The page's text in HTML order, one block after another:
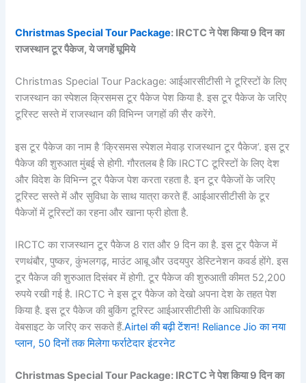
Christmas Special Tour Package: IRCTC ने पेश किया 9 दिन का
राजस्थान टूर पैकेज, ये जगहें घूमिये
Christmas Special Tour Package: आईआरसीटीसी ने टूरिस्टों के लिए
राजस्थान का स्पेशल क्रिसमस टूर पैकेज पेश किया है. इस टूर पैकेज के जरिए
टूरिस्ट सस्ते में राजस्थान की विभिन्न जगहों की सैर करेंगे.
इस टूर पैकेज का नाम है ‘क्रिसमस स्पेशल मेवाड़ राजस्थान टूर पैकेज’. इस टूर
पैकेज की शुरुआत मुंबई से होगी. गौरतलब है कि IRCTC टूरिस्टों के लिए देश
और विदेश के विभिन्न टूर पैकेज पेश करता रहता है. इन टूर पैकेजों के जरिए
टूरिस्ट सस्ते में और सुविधा के साथ यात्रा करते हैं. आईआरसीटीसी के टूर
पैकेजों में टूरिस्टों का रहना और खाना फ्री होता है.
IRCTC का राजस्थान टूर पैकेज 8 रात और 9 दिन का है. इस टूर पैकेज में
रणथंबौर, पुष्कर, कुंभलगढ़, माउंट आबू और उदयपुर डेस्टिनेशन कवर्ड होंगे. इस
टूर पैकेज की शुरुआत दिसंबर में होगी. टूर पैकेज की शुरुआती कीमत 52,200
रुपये रखी गई है. IRCTC ने इस टूर पैकेज को देखो अपना देश के तहत पेश
किया है. इस टूर पैकेज की बुकिंग टूरिस्ट आईआरसीटीसी के आधिकारिक
वेबसाइट के जरिए कर सकते हैं.Airtel की बढ़ी टेंशन! Reliance Jio का नया
प्लान, 50 दिनों तक मिलेगा फर्राटेदार इंटरनेट
Christmas Special Tour Package: IRCTC ने पेश किया 9 दिन का